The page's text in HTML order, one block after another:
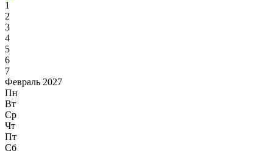
1
2
3
4
5
6
7
Февраль 2027
Пн
Вт
Ср
Чт
Пт
Сб